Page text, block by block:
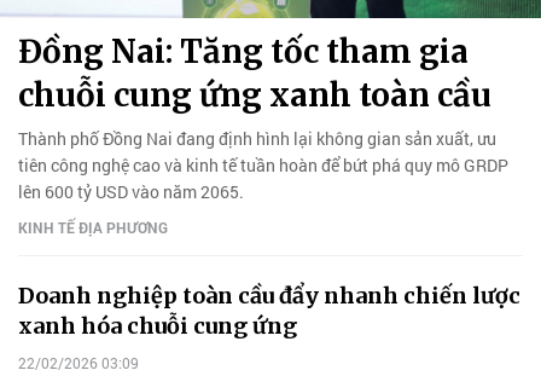
Đồng Nai: Tăng tốc tham gia
chuỗi cung ứng xanh toàn cầu
Thành phố Đồng Nai đang định hình lại không gian sản xuất, ưu
tiên công nghệ cao và kinh tế tuần hoàn để bứt phá quy mô GRDP
lên 600 tỷ USD vào năm 2065.
KINH TẾ ĐỊA PHƯƠNG
Doanh nghiệp toàn cầu đẩy nhanh chiến lược
xanh hóa chuỗi cung ứng
22/02/2026 03:09